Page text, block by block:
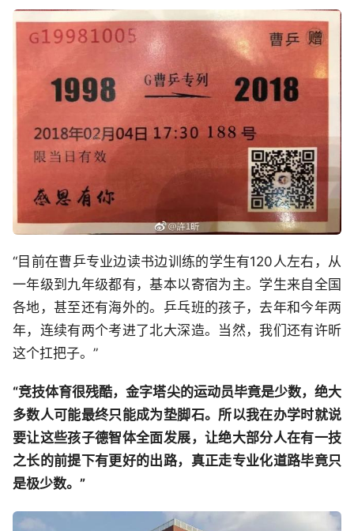
“目前在曹乒专业边读书边训练的学生有120人左右，从
一年级到九年级都有，基本以寄宿为主。学生来自全国
各地，甚至还有海外的。乒乓班的孩子，去年和今年两
年，连续有两个考进了北大深造。当然，我们还有许昕
这个扛把子。”
“竞技体育很残酷，金字塔尖的运动员毕竟是少数，绝大
多数人可能最终只能成为垫脚石。所以我在办学时就说
要让这些孩子德智体全面发展，让绝大部分人在有一技
之长的前提下有更好的出路，真正走专业化道路毕竟只
是极少数。”